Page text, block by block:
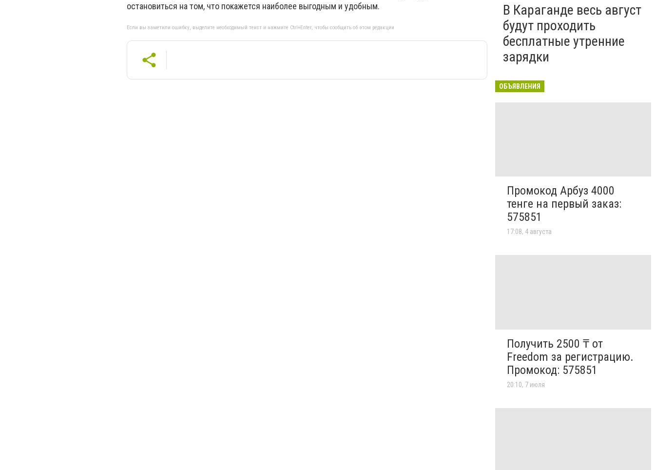
остановиться на том, что покажется наиболее выгодным и удобным.
Если вы заметили ошибку, выделите необходимый текст и нажмите Ctrl+Enter, чтобы сообщить об этом редакции
В Караганде весь август
будут проходить
бесплатные утренние
зарядки
ОБЪЯВЛЕНИЯ
Промокод Арбуз 4000
тенге на первый заказ:
575851
17:08, 4 августа
Получить 2500 ₸ от
Freedom за регистрацию.
Промокод: 575851
20:10, 7 июля